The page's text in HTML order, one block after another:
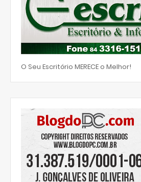
O Seu Escritório MERECE o Melhor!